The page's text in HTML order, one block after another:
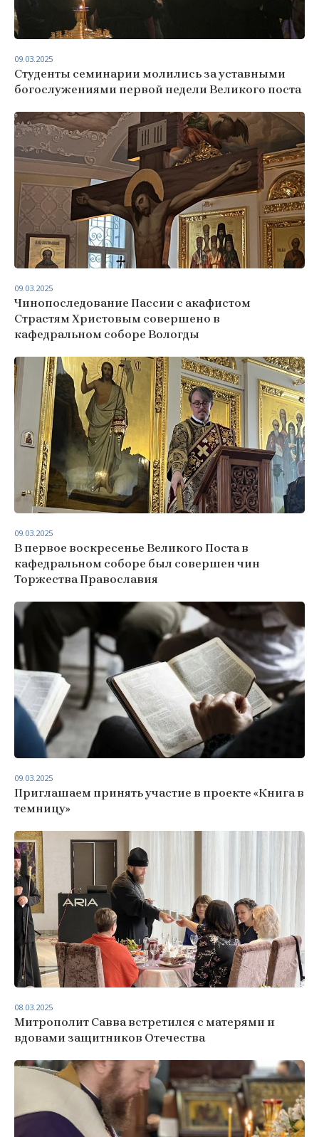
Студенты семинарии молились за уставными
богослужениями первой недели Великого поста
09.03.2025
Чинопоследование Пассии с акафистом
Страстям Христовым совершено в
кафедральном соборе Вологды
09.03.2025
В первое воскресенье Великого Поста в
кафедральном соборе был совершен чин
Торжества Православия
09.03.2025
Приглашаем принять участие в проекте «Книга в
темницу»
09.03.2025
Митрополит Савва встретился с матерями и
вдовами защитников Отечества
08.03.2025